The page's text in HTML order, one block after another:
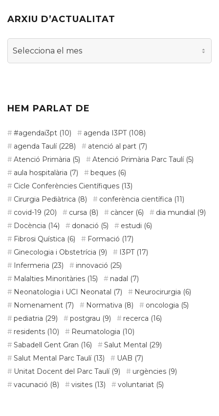
ARXIU D’ACTUALITAT
Arxiu
HEM PARLAT DE
#agendai3pt (10) agenda I3PT(108)
agenda Taulí(228) atenció al part (7)
Atenció Primària (5) Atenció Primària Parc Taulí(5)
aula hospitalària (7) beques (6)
Cicle Conferències Científiques (13)
Cirurgia Pediàtrica (8) conferència científica (11)
covid-19 (20) cursa (8) càncer (6) dia mundial (9)
Docència (14) donació (5) estudi (6)
Fibrosi Quística (6) Formació (17)
Ginecologia i Obstetrícia (9) I3PT(17)
Infermeria (23) innovació (25)
Malalties Minoritàries (15) nadal (7)
Neonatologia i UCI Neonatal (7) Neurocirurgia (6)
Nomenament (7) Normativa (8) oncologia (5)
pediatria (29) postgrau (9) recerca (16)
residents (10) Reumatologia (10)
Sabadell Gent Gran (16) Salut Mental (29)
Salut Mental Parc Taulí(13) UAB (7)
Unitat Docent del Parc Taulí(9) urgències (9)
vacunació (8) visites (13) voluntariat (5)